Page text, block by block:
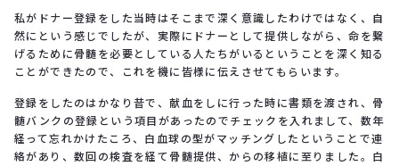
私がドナー登録をした当時はそこまで深く意識したわけではなく、自
然にという感じでしたが、実際にドナーとして提供しながら、命を繋
げるために骨髄を必要としている人たちがいるということを深く知る
ことができたので、これを機に皆様に伝えさせてもらいます。
登録をしたのはかなり昔で、献血をしに行った時に書類を渡され、骨
髄バンクの登録という項目があったのでチェックを入れまして、数年
経って忘れかけたころ、白血球の型がマッチングしたということで連
絡があり、数回の検査を経て骨髄提供、からの移植に至りました。白